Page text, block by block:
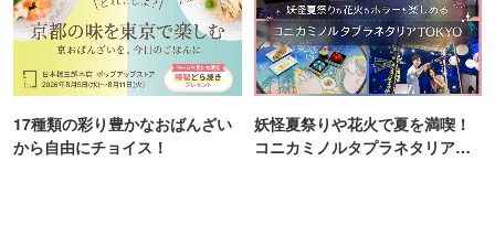
17種類の彩り豊かなおばんざい
から自由にチョイス！
妖怪夏祭りや花火で夏を満喫！
コニカミノルタプラネタリア